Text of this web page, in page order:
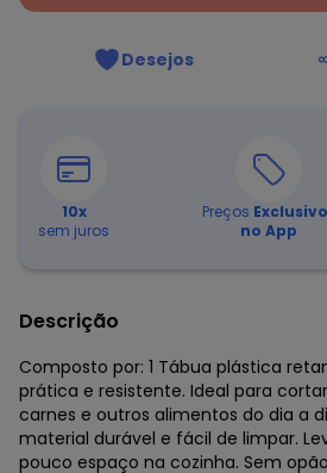
Desejos
10x
sem juros
Preços
no App
Descrição
Composto por: 1 Tábua plástica
prática e resistente. Ideal para
carnes e outros alimentos do dia a
material durável e fácil de limpar.
pouco espaço na cozinha. Sem